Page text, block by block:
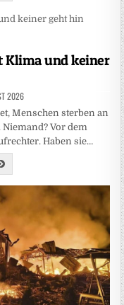
Klima und keiner
2026
Menschen sterben an
Vor dem
Haben sie…